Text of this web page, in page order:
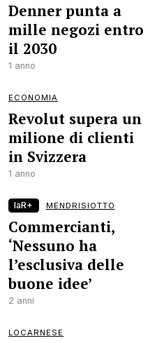
Denner punta a
mille negozi entro
il 2030
1 anno
ECONOMIA
Revolut supera un
milione di clienti
in Svizzera
1 anno
laR+ MENDRISIOTTO
Commercianti,
‘Nessuno ha
l’esclusiva delle
buone idee’
2 anni
LOCARNESE